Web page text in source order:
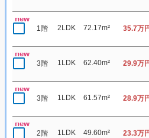
new
1階 2LDK 72.17m² 35.7万
new
3階 1LDK 62.40m² 29.9万
new
3階 1LDK 61.57m² 28.9万
new
2階 1LDK 49.60m² 23.3万